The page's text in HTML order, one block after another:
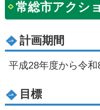
常総市アクシ
計画期間
平成28年度から令和
目標